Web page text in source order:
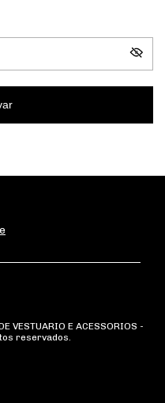
VESTUARIO E ACESSORIOS -
reservados.